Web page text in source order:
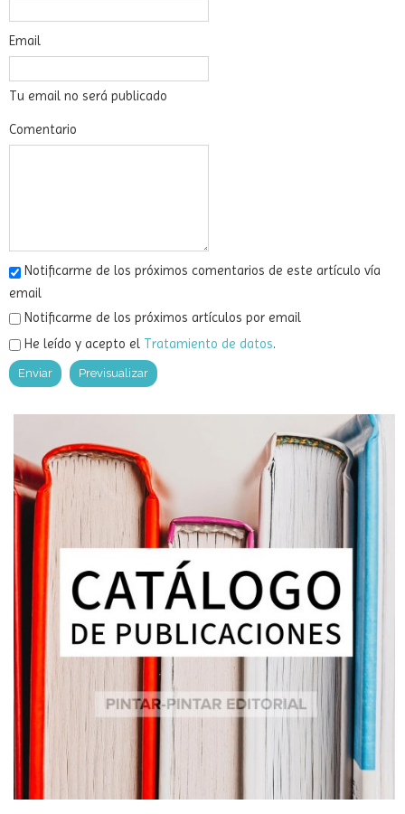
Email
Tu email no será publicado
Comentario
Notificarme de los próximos comentarios de este artículo vía
email
Notificarme de los próximos artículos por email
He leído y acepto el Tratamiento de datos.